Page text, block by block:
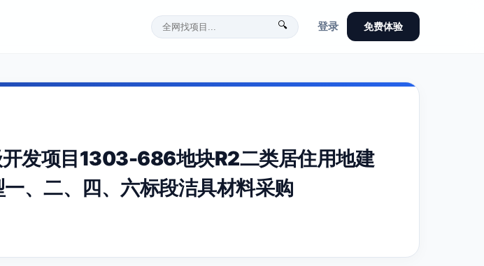
🔍 登录 免费体验
发项目1303-686地块R2二类居住用地建
、二、四、六标段洁具材料采购